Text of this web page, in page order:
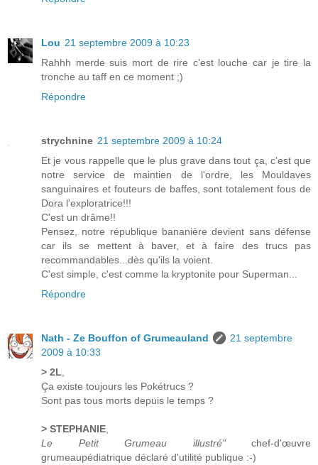
Lou 21 septembre 2009 à 10:23
Rahhh merde suis mort de rire c'est louche car je tire la
tronche au taff en ce moment ;)
Répondre
strychnine 21 septembre 2009 à 10:24
Et je vous rappelle que le plus grave dans tout ça, c'est que
notre service de maintien de l'ordre, les Mouldaves
sanguinaires et fouteurs de baffes, sont totalement fous de
Dora l'exploratrice!!!
C'est un drâme!!
Pensez, notre république bananière devient sans défense
car ils se mettent à baver, et à faire des trucs pas
recommandables...dès qu'ils la voient.
C'est simple, c'est comme la kryptonite pour Superman...
Répondre
Nath - Ze Bouffon of Grumeauland
21 septembre
2009 à 10:33
> 2L,
Ça existe toujours les Pokétrucs ?
Sont pas tous morts depuis le temps ?
> STEPHANIE,
Le Petit Grumeau illustré" chef-d'œuvre
grumeaupédiatrique déclaré d'utilité publique :-)